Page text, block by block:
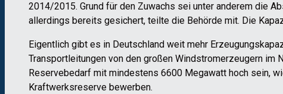
2014/2015. Grund für den Zuwachs sei unter anderem die
allerdings bereits gesichert, teilte die Behörde mit. Die
Eigentlich gibt es in Deutschland weit mehr
Transportleitungen von den großen Windstromerzeugern im
Reservebedarf mit mindestens 6600 Megawatt hoch sein,
Kraftwerksreserve bewerben.